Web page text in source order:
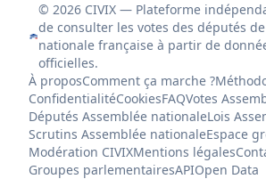
© 2026 CIVIX — Plateforme
de consulter les votes des députés
nationale française à partir de
officielles.
À proposComment ça marche ?
ConfidentialitéCookiesFAQVotes
Députés Assemblée nationaleLois
Scrutins Assemblée nationaleEspace
Modération CIVIXMentions légales
Groupes parlementairesAPIOpen Data